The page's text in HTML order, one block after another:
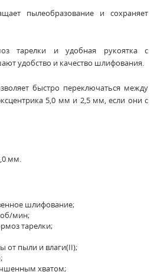
пылеобразование и сохраняет
тарелки и удобная рукоятка с
удобство и качество шлифования.
быстро переключаться между
5,0 мм и 2,5 мм, если они с
мм.
шлифование;
об/мин;
тарелки;
от пыли и влаги(II);
хватом;